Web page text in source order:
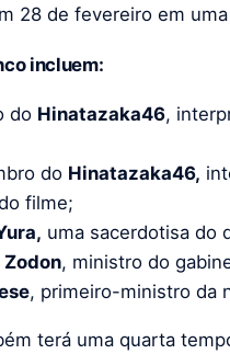
28 de fevereiro em
incluem:
do Hinatazaka46,
do Hinatazaka46,
filme;
uma sacerdotisa do
Zodon, ministro do
, primeiro-ministro da
terá uma quarta